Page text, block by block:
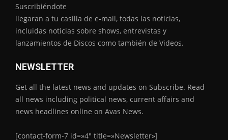
Suscribiéndote
llegaran a tu casilla de e-mail, todas las noticias,
incluidas noticias sobre shows, entrevistas y
lanzamientos de Discos como también de Videos.
NEWSLETTER
Get all the latest news and updates on Subscribe. Read
all news including political news, current affairs and
news headlines online on Avas News.
[contact-form-7 id=»4″ title=»Newsletter»]